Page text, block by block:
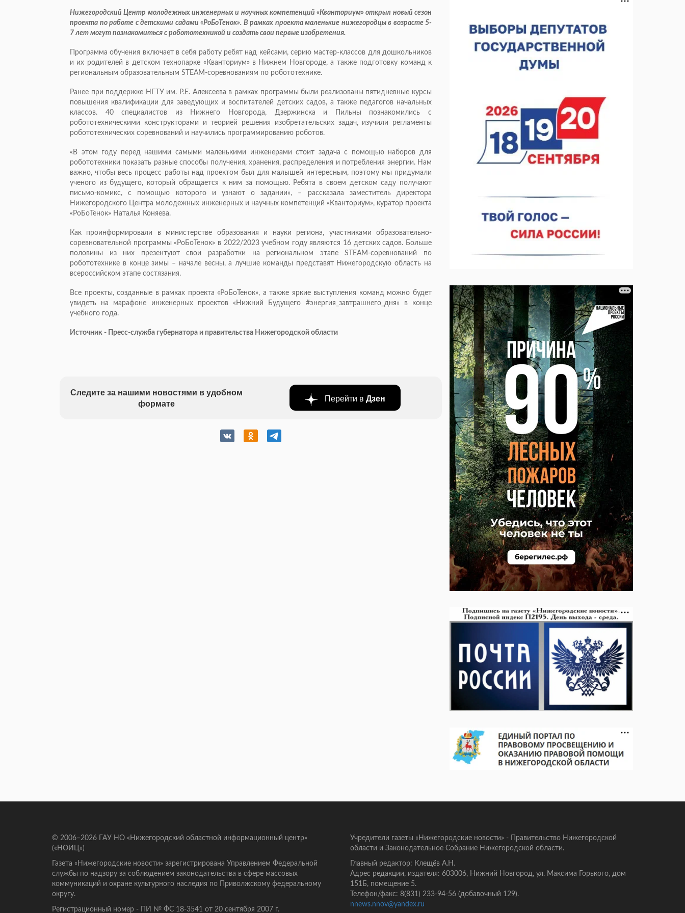
Нижегородский Центр молодежных инженерных и научных компетенций «Кванториум» открыл новый сезон
проекта по работе с детскими садами «РоБоТенок». В рамках проекта маленькие нижегородцы в возрасте 5-
7 лет могут познакомиться с робототехникой и создать свои первые изобретения.
Программа обучения включает в себя работу ребят над кейсами, серию мастер-классов для дошкольников
и их родителей в детском технопарке «Кванториум» в Нижнем Новгороде, а также подготовку команд к
региональным образовательным STEAM-соревнованиям по робототехнике.
Ранее при поддержке НГТУ им. Р.Е. Алексеева в рамках программы были реализованы пятидневные курсы
повышения квалификации для заведующих и воспитателей детских садов, а также педагогов начальных
классов. 40 специалистов из Нижнего Новгорода, Дзержинска и Пильны познакомились с
робототехническими конструкторами и теорией решения изобретательских задач, изучили регламенты
робототехнических соревнований и научились программированию роботов.
«В этом году перед нашими самыми маленькими инженерами стоит задача с помощью наборов для
робототехники показать разные способы получения, хранения, распределения и потребления энергии. Нам
важно, чтобы весь процесс работы над проектом был для малышей интересным, поэтому мы придумали
ученого из будущего, который обращается к ним за помощью. Ребята в своем детском саду получают
письмо-комикс, с помощью которого и узнают о задании», – рассказала заместитель директора
Нижегородского Центра молодежных инженерных и научных компетенций «Кванториум», куратор проекта
«РоБоТенок» Наталья Коняева.
Как проинформировали в министерстве образования и науки региона, участниками образовательно-
соревновательной программы «РоБоТенок» в 2022/2023 учебном году являются 16 детских садов. Больше
половины из них презентуют свои разработки на региональном этапе STEAM-соревнований по
робототехнике в конце зимы – начале весны, а лучшие команды представят Нижегородскую область на
всероссийском этапе состязания.
Все проекты, созданные в рамках проекта «РоБоТенок», а также яркие выступления команд можно будет
увидеть на марафоне инженерных проектов «Нижний Будущего #энергия_завтрашнего_дня» в конце
учебного года.
Источник - Пресс-служба губернатора и правительства Нижегородской области
Следите за нашими новостями в удобном
формате
Перейти в Дзен
В Нижнем Новгороде отметили 70-летие Дня
строителя
07.08.2026 13:15
спортобъектов выросла на 28%
07.08.2026 12:15
В Нижнем Новгороде прошло совещание
Росгвардии
07.08.2026 12:04
© 2006–2026 ГАУ НО «Нижегородский областной информационный центр»
(«НОИЦ»)
Газета «Нижегородские новости» зарегистрирована Управлением Федеральной
службы по надзору за соблюдением законодательства в сфере массовых
коммуникаций и охране культурного наследия по Приволжскому федеральному
округу.
Регистрационный номер - ПИ № ФС 18-3541 от 20 сентября 2007 г.
Учредители газеты «Нижегородские новости» - Правительство Нижегородской
области и Законодательное Собрание Нижегородской области.
Главный редактор: Клещёв А.Н.
Адрес редакции, издателя: 603006, Нижний Новгород, ул. Максима Горького, дом
151Б, помещение 5.
Телефон/факс: 8(831) 233-94-56 (добавочный 129).
nnews.nnov@yandex.ru